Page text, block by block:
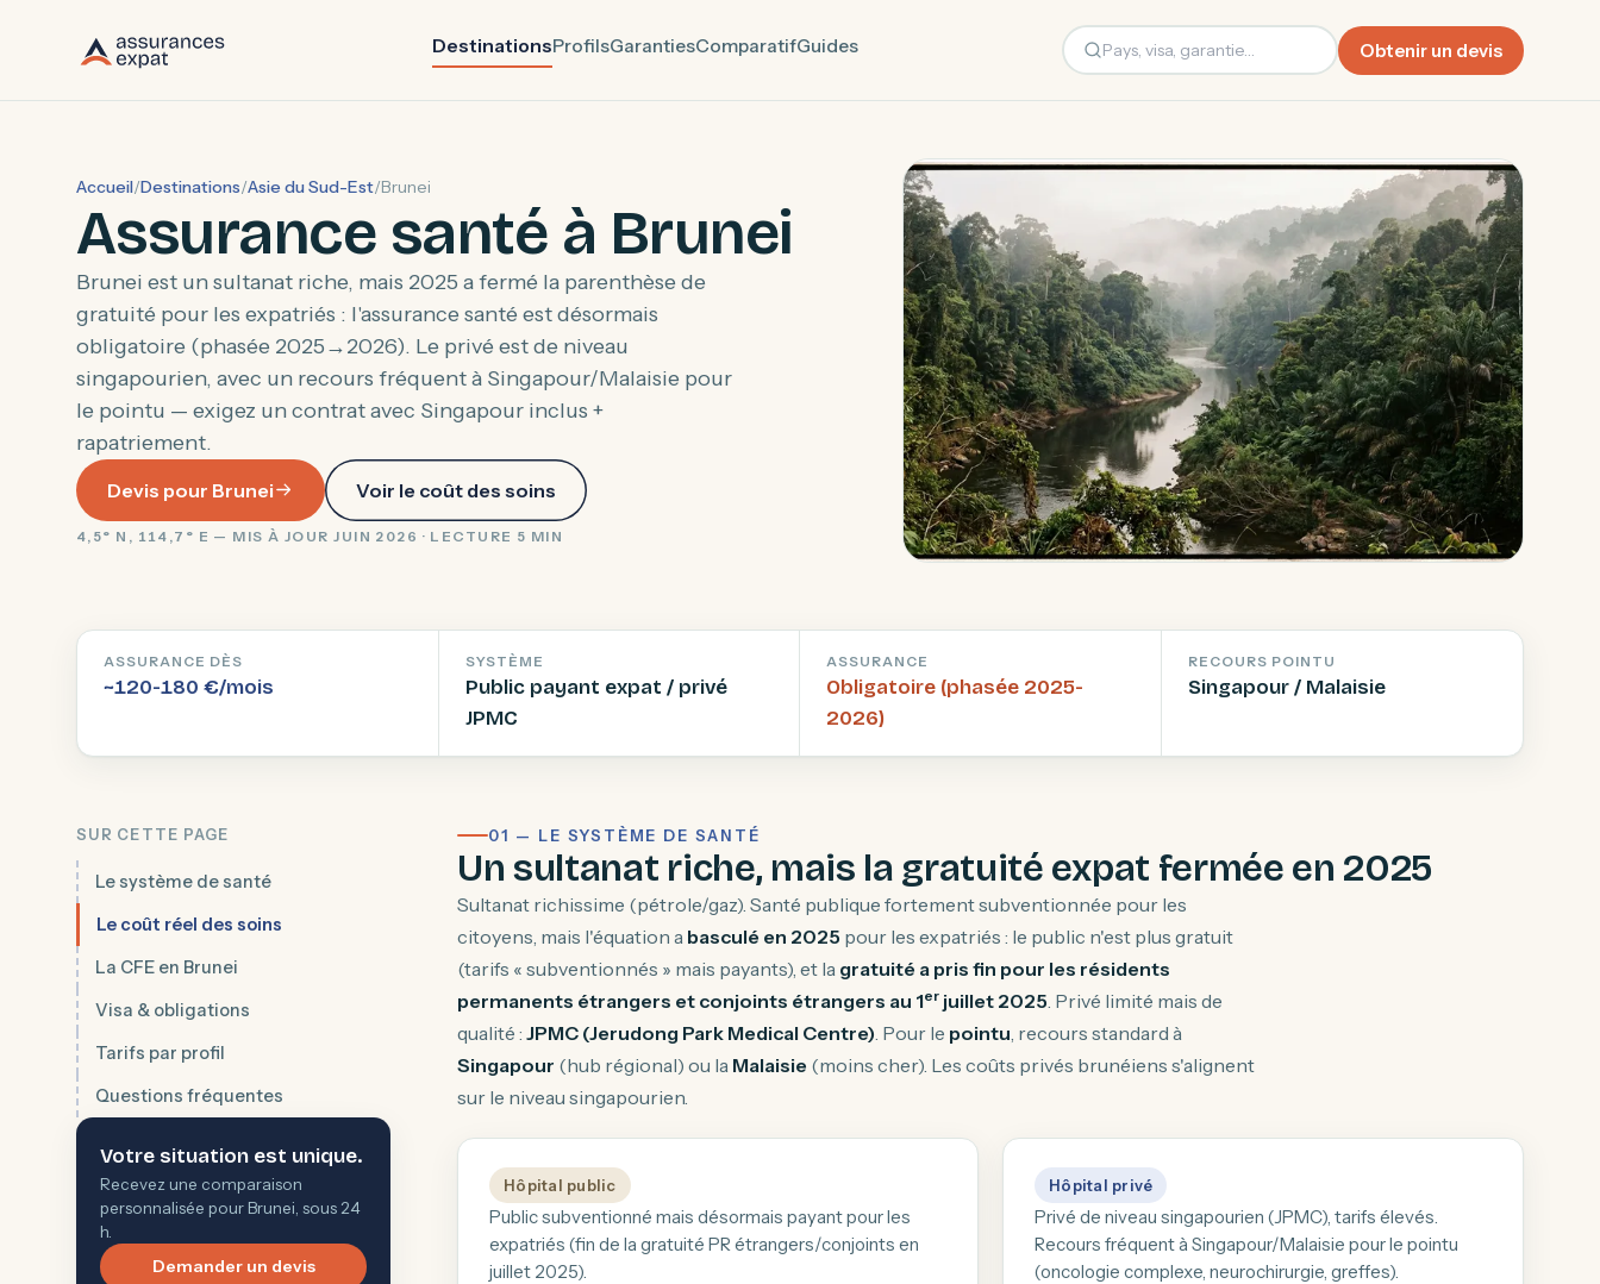
DestinationsProfilsGarantiesComparatifGuides Obtenir un devis
Accueil/Destinations/Asie du Sud-Est/Brunei
Assurance santé à Brunei
Brunei est un sultanat riche, mais 2025 a fermé la parenthèse de
gratuité pour les expatriés : l'assurance santé est désormais
obligatoire (phasée 2025→2026). Le privé est de niveau
singapourien, avec un recours fréquent à Singapour/Malaisie pour
le pointu — exigez un contrat avec Singapour inclus +
rapatriement.
Devis pour Brunei Voir le coût des soins
4,5° N, 114,7° E — MIS À JOUR JUIN 2026 · LECTURE 5 MIN
ASSURANCE DÈS
~120-180 €/mois
SYSTÈME
Public payant expat / privé
JPMC
ASSURANCE
Obligatoire (phasée 2025-
2026)
RECOURS POINTU
Singapour / Malaisie
SUR CETTE PAGE
Le système de santé
Le coût réel des soins
La CFE en Brunei
Visa & obligations
Tarifs par profil
Questions fréquentes
Votre situation est unique.
Recevez une comparaison
personnalisée pour Brunei, sous 24
h.
Demander un devis
01 — LE SYSTÈME DE SANTÉ
Un sultanat riche, mais la gratuité expat fermée en 2025
Sultanat richissime (pétrole/gaz). Santé publique fortement subventionnée pour les
citoyens, mais l'équation a basculé en 2025 pour les expatriés : le public n'est plus gratuit
(tarifs « subventionnés » mais payants), et la gratuité a pris fin pour les résidents
permanents étrangers et conjoints étrangers au 1er juillet 2025. Privé limité mais de
qualité : JPMC (Jerudong Park Medical Centre). Pour le pointu, recours standard à
Singapour (hub régional) ou la Malaisie (moins cher). Les coûts privés brunéiens s'alignent
sur le niveau singapourien.
Hôpital public
Public subventionné mais désormais payant pour les
expatriés (fin de la gratuité PR étrangers/conjoints en
juillet 2025).
Hôpital privé
Privé de niveau singapourien (JPMC), tarifs élevés.
Recours fréquent à Singapour/Malaisie pour le pointu
(oncologie complexe, neurochirurgie, greffes).